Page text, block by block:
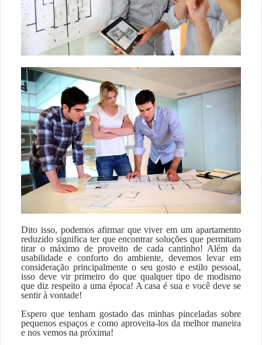
Dito isso, podemos afirmar que viver em um apartamento
reduzido significa ter que encontrar soluções que permitam
tirar o máximo de proveito de cada cantinho! Além da
usabilidade e conforto do ambiente, devemos levar em
consideração principalmente o seu gosto e estilo pessoal,
isso deve vir primeiro do que qualquer tipo de modismo
que diz respeito a uma época! A casa é sua e você deve se
sentir à vontade!
Espero que tenham gostado das minhas pinceladas sobre
pequenos espaços e como aproveita-los da melhor maneira
e nos vemos na próxima!